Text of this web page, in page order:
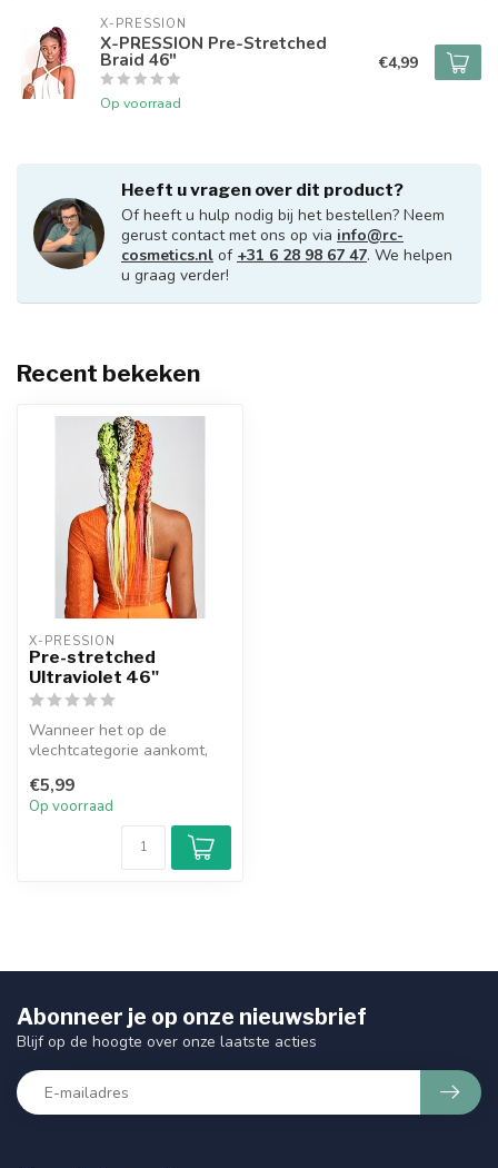
X-PRESSION
X-PRESSION Pre-Stretched
Braid 46"
Op voorraad
€4,99
Heeft u vragen over dit product?
Of heeft u hulp nodig bij het bestellen? Neem
gerust contact met ons op via info@rc-
cosmetics.nl of +31 6 28 98 67 47. We helpen
u graag verder!
Recent bekeken
X-PRESSION
Pre-stretched
Ultraviolet 46"
Wanneer het op de
vlechtcategorie aankomt,
Pre-Stret...
€5,99
Op voorraad
Abonneer je op onze nieuwsbrief
Blijf op de hoogte over onze laatste acties